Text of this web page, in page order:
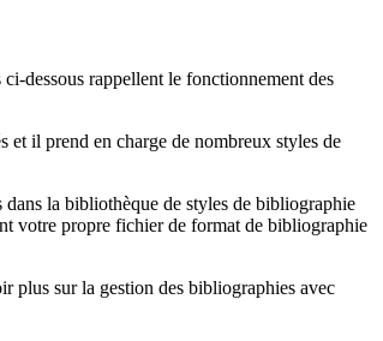
ci-dessous rappellent le fonctionnement des
il prend en charge de nombreux styles de
la bibliothèque de styles de bibliographie
votre propre fichier de format de bibliographie
plus sur la gestion des bibliographies avec